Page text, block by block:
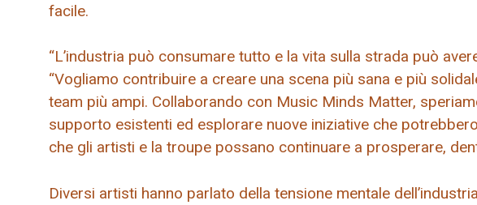
facile.
“L’industria può consumare tutto e la vita sulla strada può
“Vogliamo contribuire a creare una scena più sana e più
team più ampi. Collaborando con Music Minds Matter,
supporto esistenti ed esplorare nuove iniziative che
che gli artisti e la troupe possano continuare a prosperare,
Diversi artisti hanno parlato della tensione mentale